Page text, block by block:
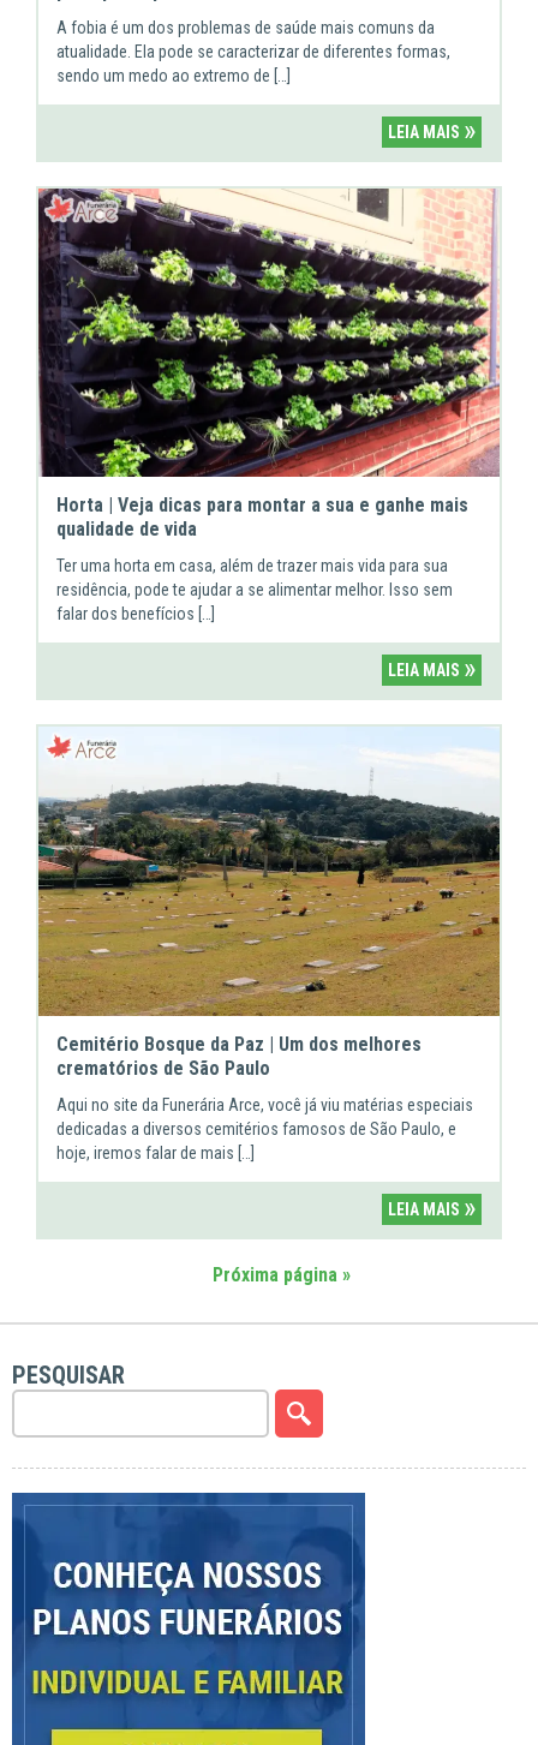
A fobia é um dos problemas de saúde mais comuns da
atualidade. Ela pode se caracterizar de diferentes formas,
sendo um medo ao extremo de […]
LEIA MAIS »
Horta | Veja dicas para montar a sua e ganhe mais
qualidade de vida
Ter uma horta em casa, além de trazer mais vida para sua
residência, pode te ajudar a se alimentar melhor. Isso sem
falar dos benefícios […]
LEIA MAIS »
Cemitério Bosque da Paz | Um dos melhores
crematórios de São Paulo
Aqui no site da Funerária Arce, você já viu matérias especiais
dedicadas a diversos cemitérios famosos de São Paulo, e
hoje, iremos falar de mais […]
LEIA MAIS »
Próxima página »
PESQUISAR